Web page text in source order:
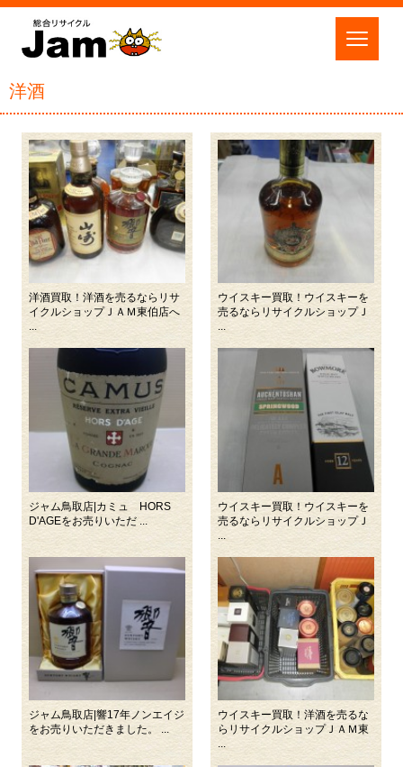
洋酒
洋酒買取！洋酒を売るならリサ
イクルショップＪＡＭ東伯店へ
...
ウイスキー買取！ウイスキーを
売るならリサイクルショップＪ
...
ジャム鳥取店|カミュ HORS
D'AGEをお売りいただ ...
ウイスキー買取！ウイスキーを
売るならリサイクルショップＪ
ジャム鳥取店|響17年ノンエイジ
をお売りいただきました。 ...
ウイスキー買取！洋酒を売るな
らリサイクルショップＪＡＭ東
...